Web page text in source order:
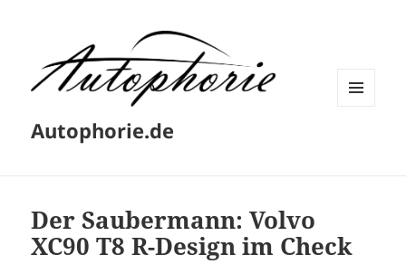
Autophorie.de
Der Saubermann: Volvo
XC90 T8 R-Design im Check